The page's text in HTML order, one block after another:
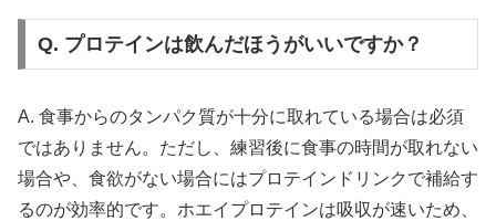
Q. プロテインは飲んだほうがいいですか？
A. 食事からのタンパク質が十分に取れている場合は必須
ではありません。ただし、練習後に食事の時間が取れない
場合や、食欲がない場合にはプロテインドリンクで補給す
るのが効率的です。ホエイプロテインは吸収が速いため、